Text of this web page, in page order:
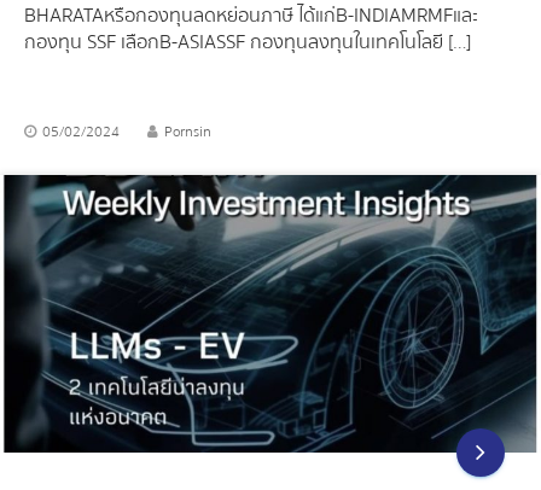
BHARATA หรือกองทุนลดหย่อนภาษี ได้แก่ B-INDIAMRMF และ
กองทุน SSF เลือก B-ASIASSF กองทุนลงทุนในเทคโนโลยี […]
05/02/2024 Pornsin